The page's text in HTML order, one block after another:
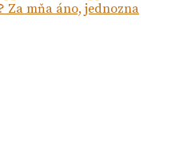
Za mňa áno, jednozna